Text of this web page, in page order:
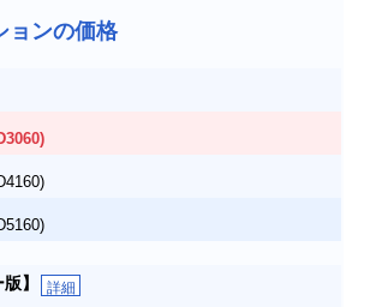
ョンの価格
】 詳細